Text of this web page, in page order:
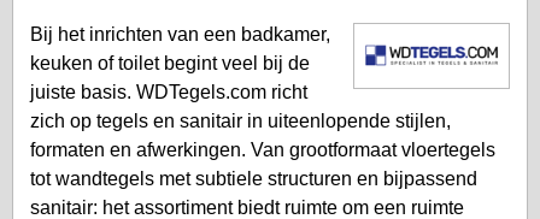
Bij het inrichten van een badkamer,
keuken of toilet begint veel bij de
juiste basis. WDTegels.com richt
zich op tegels en sanitair in uiteenlopende stijlen,
formaten en afwerkingen. Van grootformaat vloertegels
tot wandtegels met subtiele structuren en bijpassend
sanitair: het assortiment biedt ruimte om een ruimte